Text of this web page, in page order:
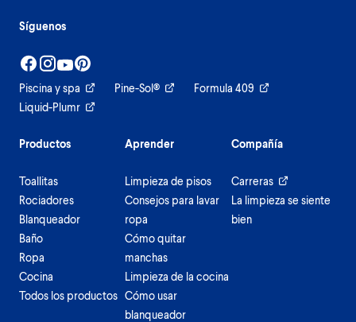
Síguenos
Piscina y spa Pine-Sol®
Formula 409
Liquid-Plumr
Productos
Toallitas
Rociadores
Blanqueador
Baño
Ropa
Cocina
Todos los productos
Aprender
Limpieza de pisos
Consejos para lavar
ropa
Cómo quitar
manchas
Limpieza de la cocina
Cómo usar
blanqueador
Compañía
Carreras
La limpieza se siente
bien